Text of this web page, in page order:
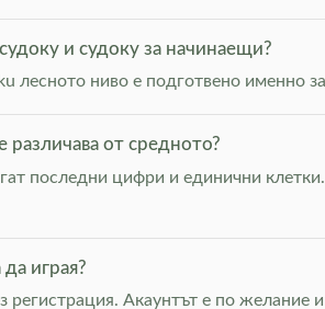
и судоку за начинаещи?
лесното ниво е подготвено именно
различава от средното?
последни цифри и единични
играя?
регистрация. Акаунтът е по